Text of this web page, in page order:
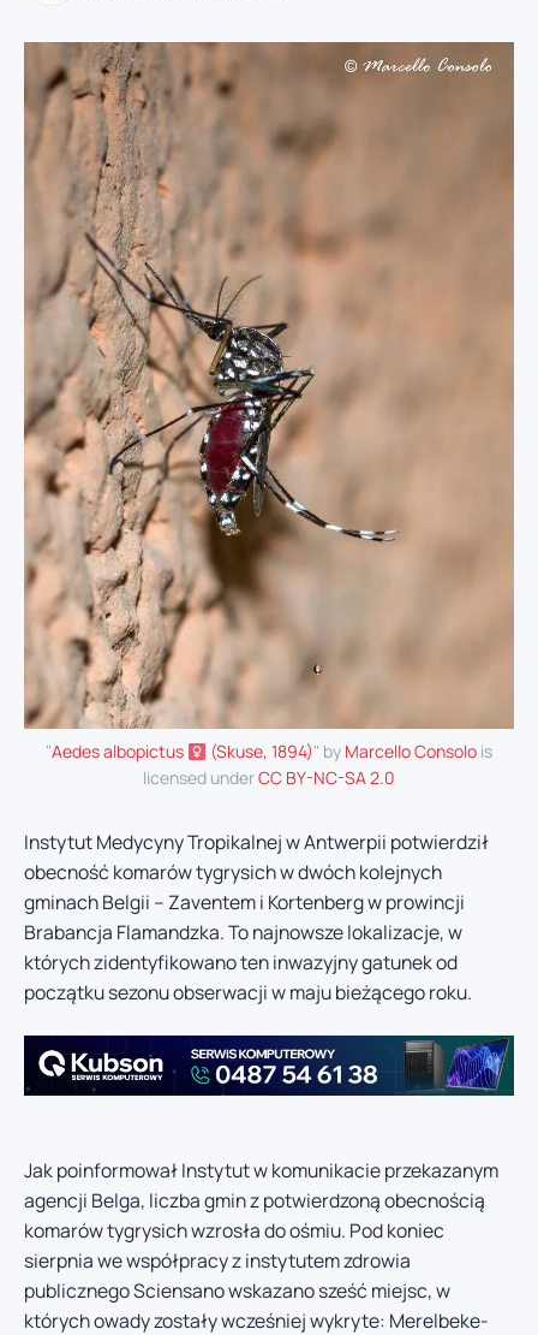
"Aedes albopictus (Skuse, 1894)" by Marcello Consolois
licensed underCC BY-NC-SA 2.0
Instytut Medycyny Tropikalnej w Antwerpii potwierdził
obecność komarów tygrysich w dwóch kolejnych
gminach Belgii – Zaventem i Kortenberg w prowincji
Brabancja Flamandzka. To najnowsze lokalizacje, w
których zidentyfikowano ten inwazyjny gatunek od
początku sezonu obserwacji w maju bieżącego roku.
Jak poinformował Instytut w komunikacie przekazanym
agencji Belga, liczba gmin z potwierdzoną obecnością
komarów tygrysich wzrosła do ośmiu. Pod koniec
sierpnia we współpracy z instytutem zdrowia
publicznego Sciensano wskazano sześć miejsc, w
których owady zostały wcześniej wykryte: Merelbeke-